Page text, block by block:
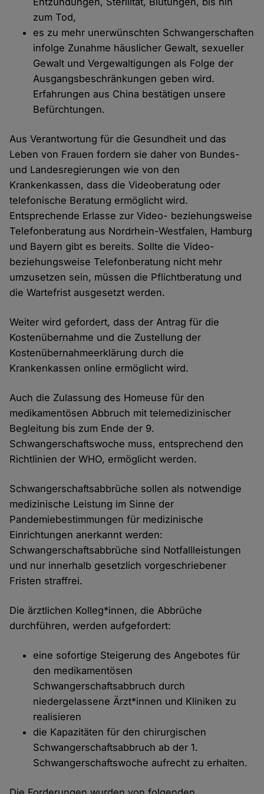
zum Tod,
es zu mehr unerwünschten Schwangerschaften
infolge Zunahme häuslicher Gewalt, sexueller
Gewalt und Vergewaltigungen als Folge der
Ausgangsbeschränkungen geben wird.
Erfahrungen aus China bestätigen unsere
Befürchtungen.
Aus Verantwortung für die Gesundheit und das
Leben von Frauen fordern sie daher von Bundes-
und Landesregierungen wie von den
Krankenkassen, dass die Videoberatung oder
telefonische Beratung ermöglicht wird.
Entsprechende Erlasse zur Video- beziehungsweise
Telefonberatung aus Nordrhein-Westfalen, Hamburg
und Bayern gibt es bereits. Sollte die Video-
beziehungsweise Telefonberatung nicht mehr
umzusetzen sein, müssen die Pflichtberatung und
die Wartefrist ausgesetzt werden.
Weiter wird gefordert, dass der Antrag für die
Kostenübernahme und die Zustellung der
Kostenübernahmeerklärung durch die
Krankenkassen online ermöglicht wird.
Auch die Zulassung des Homeuse für den
medikamentösen Abbruch mit telemedizinischer
Begleitung bis zum Ende der 9.
Schwangerschaftswoche muss, entsprechend den
Richtlinien der WHO, ermöglicht werden.
Schwangerschaftsabbrüche sollen als notwendige
medizinische Leistung im Sinne der
Pandemiebestimmungen für medizinische
Einrichtungen anerkannt werden:
Schwangerschaftsabbrüche sind Notfallleistungen
und nur innerhalb gesetzlich vorgeschriebener
Fristen straffrei.
Die ärztlichen Kolleg*innen, die Abbrüche
durchführen, werden aufgefordert:
eine sofortige Steigerung des Angebotes für
den medikamentösen
Schwangerschaftsabbruch durch
niedergelassene Ärzt*innen und Kliniken zu
realisieren
die Kapazitäten für den chirurgischen
Schwangerschaftsabbruch ab der 1.
Schwangerschaftswoche aufrecht zu erhalten.